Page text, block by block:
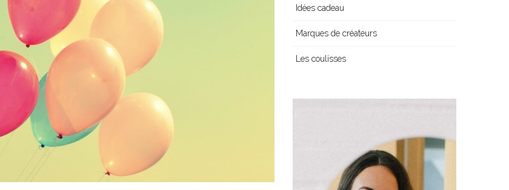
Idées cadeau
Marques de créateurs
Les coulisses